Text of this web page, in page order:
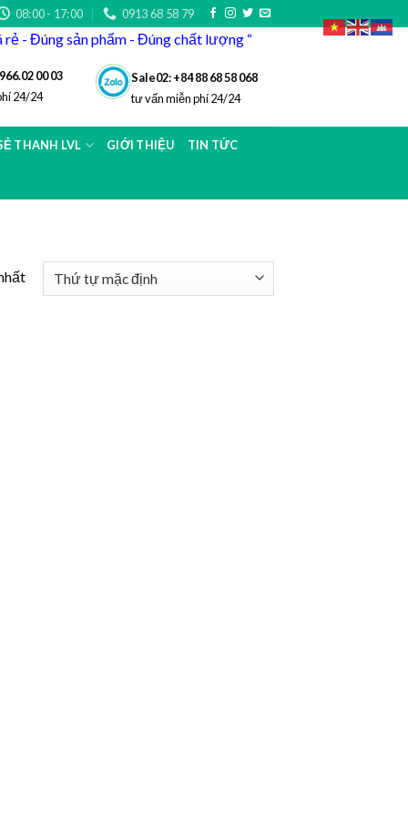
08:00 - 17:00 0913 68 58 79
rẻ - Đúng sản phẩm - Đúng chất lượng “
966.02 00 03
24/24
Sale02: +84 88 68 58 068
tư vấn miễn phí 24/24
THANH LVL GIỚI THIỆU TIN TỨC